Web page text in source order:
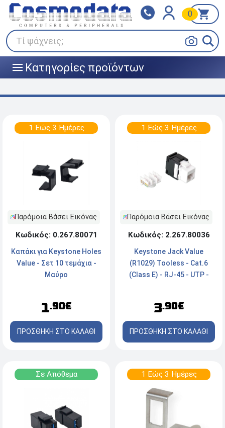
Τί ψάχνεις;
0
||| Κατηγορίες προϊόντων
Klarna
Πληρώστε σε 3
άτοκες δόσεις
BOX NOW
1 Εώς 3 Ημέρες
Παρόμοια Βάσει Εικόνας
Κωδικός: 0.267.80071
Καπάκι για Keystone Holes
Value - Σετ 10 τεμάχια -
Μαύρο
1.90€
ΠΡΟΣΘΗΚΗ ΣΤΟ ΚΑΛΑΘΙ
1 Εώς 3 Ημέρες
Παρόμοια Βάσει Εικόνας
Κωδικός: 2.267.80036
Keystone Jack Value
(R1029) Tooless - Cat.6
(Class E) - RJ-45 - UTP -
3.90€
ΠΡΟΣΘΗΚΗ ΣΤΟ ΚΑΛΑΘΙ
Σε Απόθεμα 1 Εώς 3 Ημέρες